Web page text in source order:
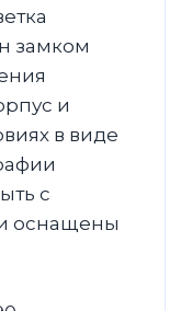
замком
и
в виде
с
оснащены